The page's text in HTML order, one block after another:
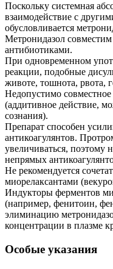
Поскольку системная
взаимодействие с
обусловливается
Метронидазол
антибиотиками.
При одновременном
реакции, подобные
животе, тошнота, рвота,
Недопустимо
(аддитивное действие,
сознания).
Препарат способен
антикоагулянтов.
увеличиваться, поэтому
непрямых
Не рекомендуется
миорелаксантами
Индукторы ферментов
(например, фенитоин,
элиминацию
концентрации в плазме
Особые указания